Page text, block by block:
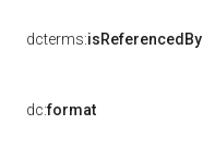
dcterms:isReferencedBy
dc:format